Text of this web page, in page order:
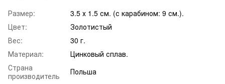
Размер:
3.5 х 1.5 см. (с карабином: 9 см.).
Цвет:
Золотистый
Вес:
30 г.
Материал:
Цинковый сплав.
Страна
производитель
Польша